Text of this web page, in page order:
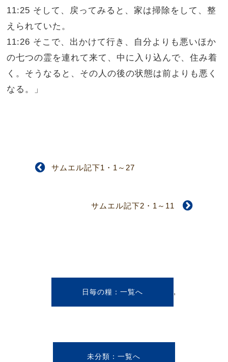
11:25 そして、戻ってみると、家は掃除をして、整
えられていた。
11:26 そこで、出かけて行き、自分よりも悪いほか
の七つの霊を連れて来て、中に入り込んで、住み着
く。そうなると、その人の後の状態は前よりも悪く
なる。」
サムエル記下1・1～27
サムエル記下2・1～11
日毎の糧 ,
未分類